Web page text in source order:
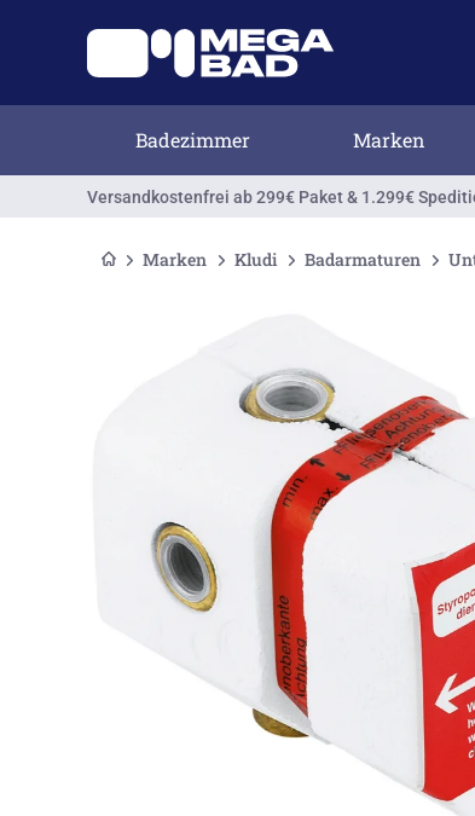
Badezimmer Marken
Versandkostenfrei ab 299€ Paket & 1.299€
Marken Kludi Badarmaturen